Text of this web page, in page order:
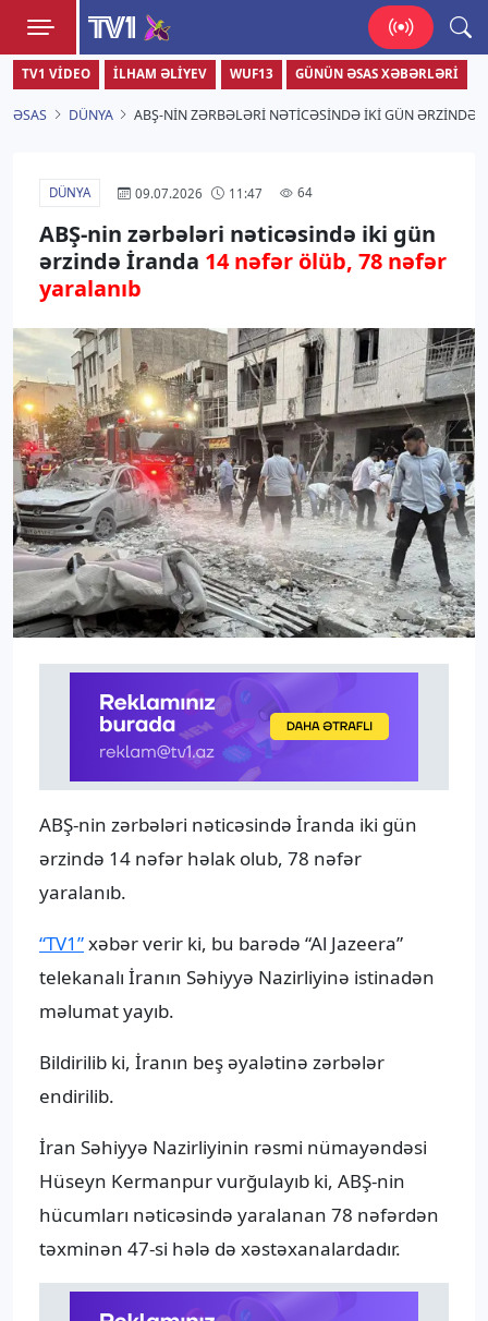
TV1
Zamanı bizimlə yaşa!
TV1 VIDEO İLHAM ƏLIYEV WUF13 GÜNÜN ƏSAS XƏBƏRLƏRI
ƏSAS DÜNYA ABŞ-NIN ZƏRBƏLƏRI NƏTICƏSINDƏ IKI GÜN ƏRZINDƏ
DÜNYA 09.07.2026 11:47 64
ABŞ-nin zərbələri nəticəsində iki gün
ərzində İranda 14 nəfər ölüb, 78 nəfər
yaralanıb
ABŞ-nin zərbələri nəticəsində İranda iki gün
ərzində 14 nəfər həlak olub, 78 nəfər
yaralanıb.
“TV1”xəbər verir ki, bu barədə “Al Jazeera”
telekanalı İranın Səhiyyə Nazirliyinə istinadən
məlumat yayıb.
Bildirilib ki, İranın beş əyalətinə zərbələr
endirilib.
İran Səhiyyə Nazirliyinin rəsmi nümayəndəsi
Hüseyn Kermanpur vurğulayıb ki, ABŞ-nin
hücumları nəticəsində yaralanan 78 nəfərdən
təxminən 47-si hələ də xəstəxanalardadır.